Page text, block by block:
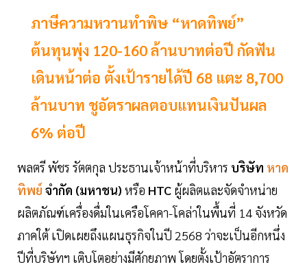
ภาษีความหวานทำพิษ “หาดทิพย์”
ต้นทุนพุ่ง 120-160 ล้านบาทต่อปี กัดฟัน
เดินหน้าต่อ ตั้งเป้ารายได้ปี 68 แตะ 8,700
ล้านบาท ชูอัตราผลตอบแทนเงินปันผล
6% ต่อปี
พลตรี พัชร รัตตกุล ประธานเจ้าหน้าที่บริหาร บริษัท หาด
ทิพย์ จำกัด (มหาชน) หรือ HTC ผู้ผลิตและจัดจำหน่าย
ผลิตภัณฑ์เครื่องดื่มในเครือโคคา-โคล่าในพื้นที่ 14 จังหวัด
ภาคใต้ เปิดเผยถึงแผนธุรกิจในปี 2568 ว่าจะเป็นอีกหนึ่ง
ปีที่บริษัทฯ เติบโตอย่างมีศักยภาพ โดยตั้งเป้าอัตราการ